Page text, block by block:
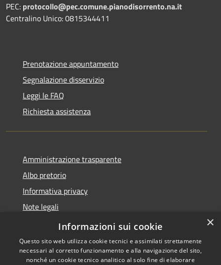
PEC: protocollo@pec.comune.pianodisorrento.na.it
Centralino Unico: 0815344411
Prenotazione appuntamento
Segnalazione disservizio
Leggi le FAQ
Richiesta assistenza
Amministrazione trasparente
Albo pretorio
Informativa privacy
Note legali
Dichiarazione di accessibilità
×
Informazioni sui cookie
Questo sito web utilizza cookie tecnici e assimilati strettamente
necessari al corretto funzionamento e alla navigazione del sito,
nonché un cookie tecnico analitico al solo fine di elaborare